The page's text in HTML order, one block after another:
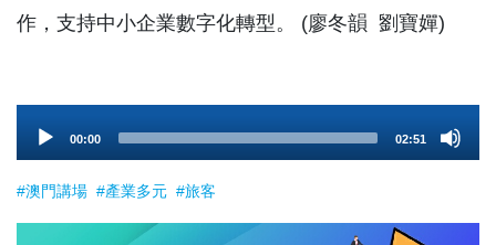
作，支持中小企業數字化轉型。 (廖冬韻 劉寶嬋)
Player
00:00 02:51
#澳門講場 #產業多元 #旅客